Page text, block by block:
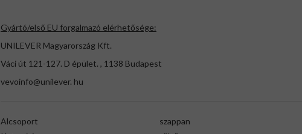
Gyártó/első EU forgalmazó elérhetősége:
UNILEVER Magyarország Kft.
Váci út 121-127. D épület. , 1138 Budapest
vevoinfo@unilever. hu
Alcsoport
szappan